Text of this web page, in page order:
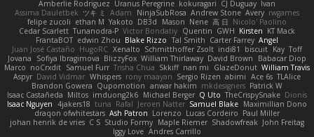
Amberlie Rodriguez Uranus Peregrine kokuragari CJ Duguay Ivan
Assima Dauletbek ツキ ミ Adam NinjaSubRosa Andrew Stone Avery rwgames
felipe zucoli ethan M Yakoto DB3d Mason Nene 高 日 Nicolo' Paolino
Cedar Scarlett Tunanodra-P Victor Bondatiy Quentin GWH Kirsten KT Mack
FrantaBOT edwin Zhou Blake Rizzo Tal Smith Carter Farrey Angel
Juan José Castaño HugoRC Xenalto Schmitthoffer Zsolt indi81 biscuit Kay Toff
Jovana
Sofiya Ibragimova BlizzyFox William Thirlaway David Brown
Babacar Diop
Marco noCrxdit Samuel Furr Trisha Chua Skkiff nan mi GlazeDonut William Travis
Aspyr David Vidmar Whispers rony maayan Sergio Rizen abimi Ace 6s TLAlice
Brandon Gowera Qupomotion anwar hakim mkdesigners Patrick W
Isaac Castañeda Miltos imduong2k6 Michael Berger Q Uto TheCrispySnake Dionis
Isaac Nguyen 4jakers18 tuna Rafal Jeroen Natter Samuel Blake Maximillian Dono
draqon ofwhitestars Ash Patron Lorenzo Lucas Cordeiro Paul Miller
johan henrik de vries C S Studio Formy Maple Riemer Shadowfreak John Freitag
Iggy Love Andres Carrillo